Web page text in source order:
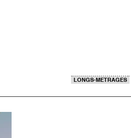
LONGS-METRAGES